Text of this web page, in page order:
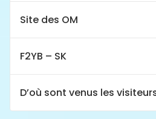
Site des OM
F2YB – SK
D’où sont venus les